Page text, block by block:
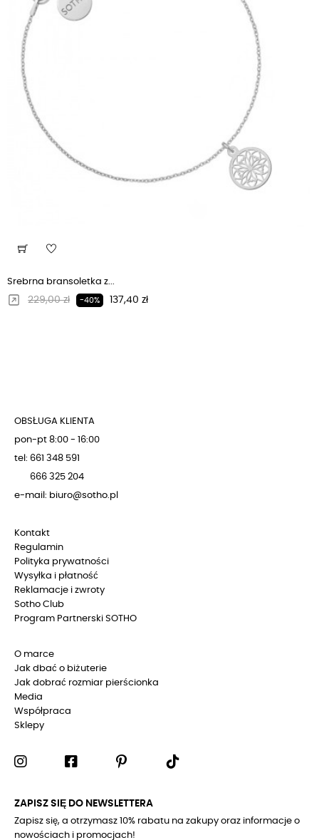
Srebrna bransoletka z...
Regularna cena
229,00 zł -40% Cena
137,40 zł
OBSŁUGA KLIENTA
pon-pt 8:00 - 16:00
tel: 661 348 591
666 325 204
e-mail: biuro@sotho.pl
Kontakt
Regulamin
Polityka prywatności
Wysyłka i płatność
Reklamacje i zwroty
Sotho Club
Program Partnerski SOTHO
O marce
Jak dbać o biżuterie
Jak dobrać rozmiar pierścionka
Media
Współpraca
Sklepy
ZAPISZ SIĘ DO NEWSLETTERA
Zapisz się, a otrzymasz 10% rabatu na zakupy oraz informacje o
nowościach i promocjach!